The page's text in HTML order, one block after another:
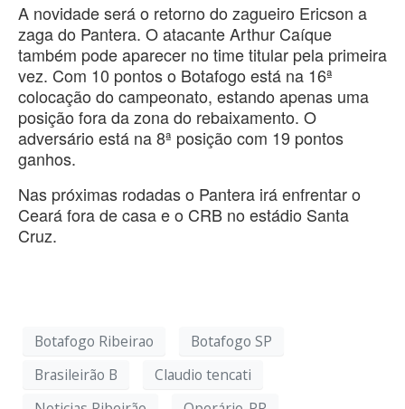
A novidade será o retorno do zagueiro Ericson a
zaga do Pantera. O atacante Arthur Caíque
também pode aparecer no time titular pela primeira
vez. Com 10 pontos o Botafogo está na 16ª
colocação do campeonato, estando apenas uma
posição fora da zona do rebaixamento. O
adversário está na 8ª posição com 19 pontos
ganhos.
Nas próximas rodadas o Pantera irá enfrentar o
Ceará fora de casa e o CRB no estádio Santa
Cruz.
Botafogo Ribeirao
Botafogo SP
Brasileirão B
Claudio tencati